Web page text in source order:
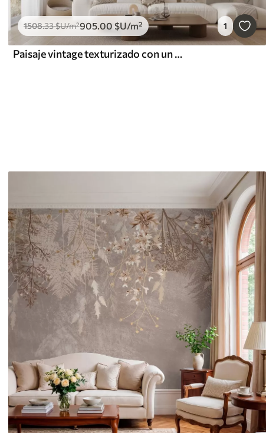
1508.33$U/m²905.00 $U/m² 1
Paisaje vintage texturizado con un árbol cerca de un río y un cielo nublado, arte de la naturaleza en tonos sepia